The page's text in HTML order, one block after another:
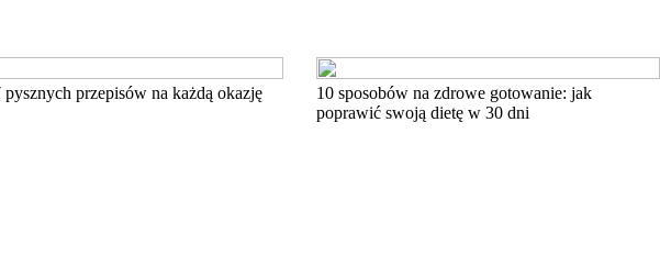
przepisów na każdą okazję
10 sposobów na zdrowe gotowanie: jak
poprawić swoją dietę w 30 dni